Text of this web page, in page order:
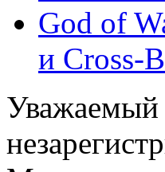
God of
и Cross-
Уважаемый